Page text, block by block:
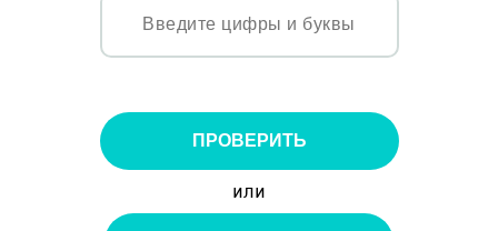
ПРОВЕРИТЬ
или